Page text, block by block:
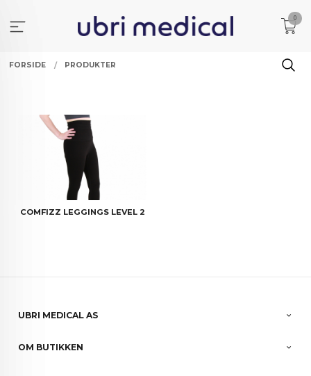
innholdet
0
FORSIDE PRODUKTER
COMFIZZ LEGGINGS LEVEL 2
UBRI MEDICAL AS
OM BUTIKKEN